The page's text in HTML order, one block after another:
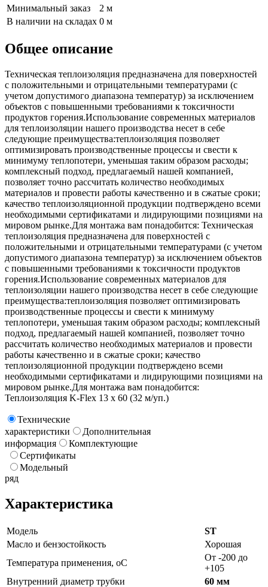
Минимальный заказ
2 м
В наличии на складах 0 м
Общее описание
Техническая теплоизоляция предназначена для поверхностей
с положительными и отрицательными температурами (с
учетом допустимого диапазона температур) за исключением
объектов с повышенными требованиями к токсичности
продуктов горения.Использование современных материалов
для теплоизоляции нашего производства несет в себе
следующие преимущества:теплоизоляция позволяет
оптимизировать производственные процессы и свести к
минимуму теплопотери, уменьшая таким образом расходы;
комплексный подход, предлагаемый нашей компанией,
позволяет точно рассчитать количество необходимых
материалов и провести работы качественно и в сжатые сроки;
качество теплоизоляционной продукции подтверждено всеми
необходимыми сертификатами и лидирующими позициями на
мировом рынке.Для монтажа вам понадобится: Техническая
теплоизоляция предназначена для поверхностей с
положительными и отрицательными температурами (с учетом
допустимого диапазона температур) за исключением объектов
с повышенными требованиями к токсичности продуктов
горения.Использование современных материалов для
теплоизоляции нашего производства несет в себе следующие
преимущества:теплоизоляция позволяет оптимизировать
производственные процессы и свести к минимуму
теплопотери, уменьшая таким образом расходы; комплексный
подход, предлагаемый нашей компанией, позволяет точно
рассчитать количество необходимых материалов и провести
работы качественно и в сжатые сроки; качество
теплоизоляционной продукции подтверждено всеми
необходимыми сертификатами и лидирующими позициями на
мировом рынке.Для монтажа вам понадобится:
Теплоизоляция K-Flex 13 х 60 (32 м/уп.)
Технические
характеристики
Дополнительная
информация
Комплектующие
Сертификаты
Модельный
ряд
Характеристика
Модель
ST
Масло и бензостойкость
Хорошая
Температура применения, oC
От -200 до
+105
Внутренний диаметр трубки
60 мм